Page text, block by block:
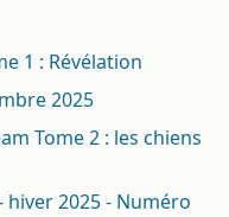
1 : Révélation
2025
Tome 2 : les chiens
hiver 2025 - Numéro